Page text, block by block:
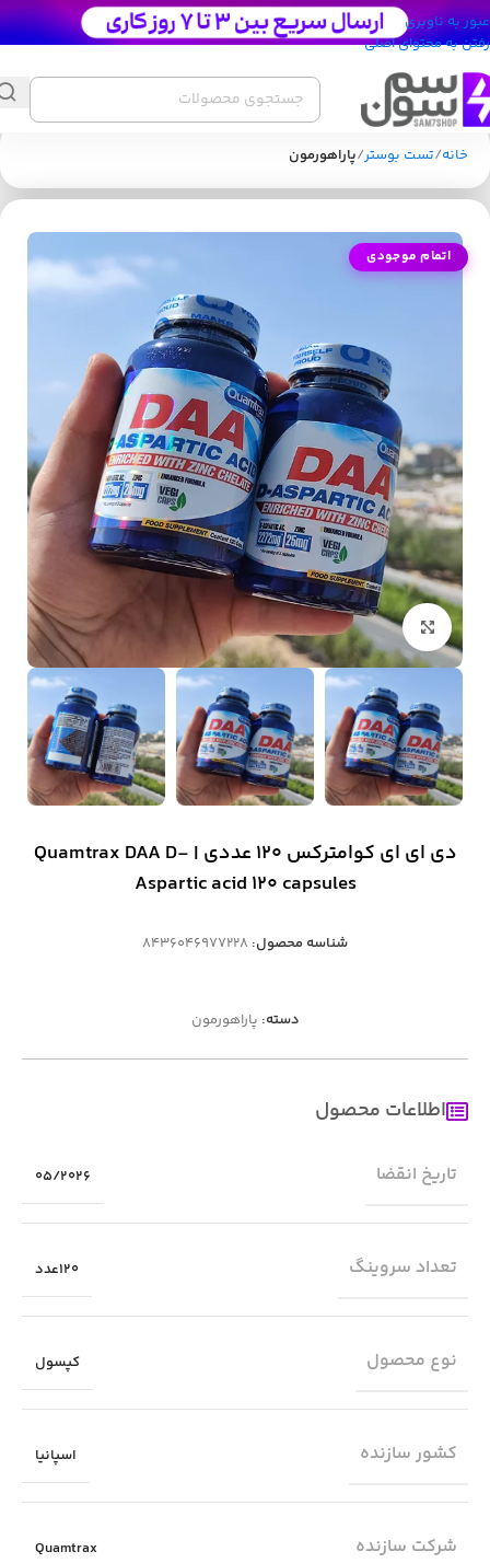
عبور به ناوبری
رفتن به محتوای اصلی
خانه تست بوستر پاراهورمون
اتمام موجودی
بزرگنمایی تصویر
دی ای ای کوامترکس 120 عددی | Quamtrax DAA D-
Aspartic acid 120 capsules
شناسه محصول: 8436046977228
دسته: پاراهورمون
اطلاعات محصول
تاریخ انقضا 05/2026
تعداد سروینگ 120عدد
نوع محصول کپسول
کشور سازنده اسپانیا
شرکت سازنده Quamtrax